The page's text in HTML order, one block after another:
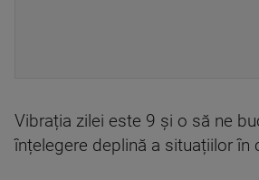
Vibrația zilei este 9 și o să ne
înțelegere deplină a situațiilor în